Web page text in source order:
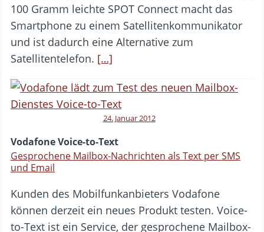
100 Gramm leichte SPOT Connect macht das
Smartphone zu einem Satellitenkommunikator
und ist dadurch eine Alternative zum
Satellitentelefon. […]
24. Januar 2012
Vodafone Voice-to-Text
Gesprochene Mailbox-Nachrichten als Text per SMS
und Email
Kunden des Mobilfunkanbieters Vodafone
können derzeit ein neues Produkt testen. Voice-
to-Text ist ein Service, der gesprochene Mailbox-